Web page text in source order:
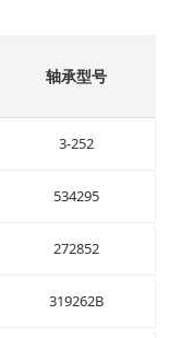
轴承型号
3-252
534295
272852
319262B